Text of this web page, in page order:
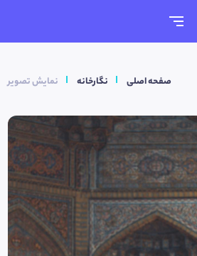
صفحه اصلی نگارخانه نمایش تصویر